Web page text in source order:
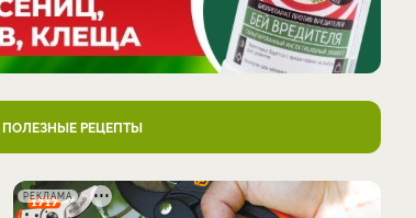
ПОЛЕЗНЫЕ РЕЦЕПТЫ
РЕКЛАМА